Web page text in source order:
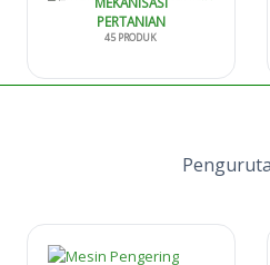
PERTANIAN
45 PRODUK